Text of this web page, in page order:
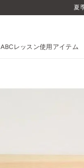
夏
ABCレッスン使用アイテム